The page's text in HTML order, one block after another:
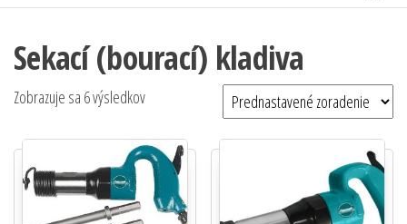
Sekací (bourací) kladiva
Zobrazuje sa 6 výsledkov